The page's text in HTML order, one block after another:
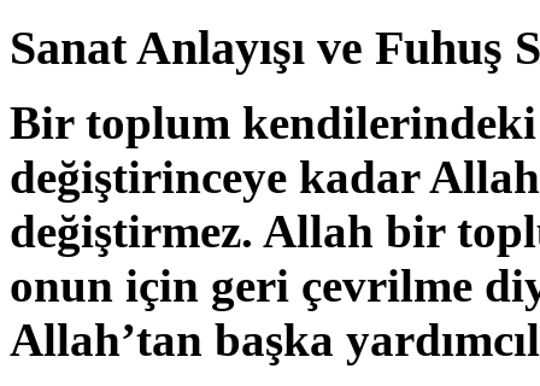
Sanat Anlayışı ve Fuhuş
Bir toplum
değiştirinceye kadar
değiştirmez. Allah bir
onun için geri çevrilme
Allah’tan başka